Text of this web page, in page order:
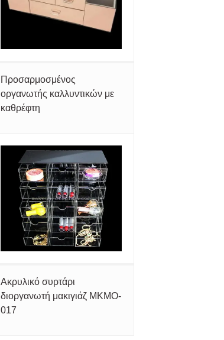
Προσαρμοσμένος
οργανωτής καλλυντικών με
καθρέφτη
Ακρυλικό συρτάρι
διοργανωτή μακιγιάζ MKMO-
017